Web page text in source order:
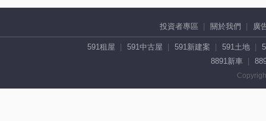
投資者專區 關於我們 廣
591租屋 591中古屋 591新建案 591土地
8891新車